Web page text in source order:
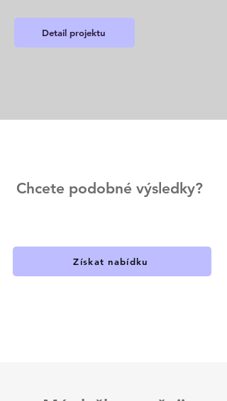
Detail projektu
Chcete podobné výsledky?
Získat nabídku